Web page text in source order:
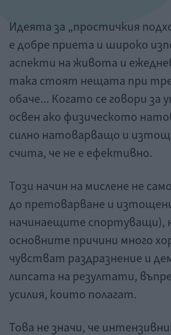
Идеята за „простичкия
е добре приета и широко
аспекти на живота и
така стоят нещата при
обаче... Когато се говори за
освен ако физическото
силно натоварващо и
счита, че не е ефективно.
Този начин на мислене не
до претоварване и
начинаещите спортуващи),
основните причини много
чувстват раздразнение и
липсата на резултати,
усилия, които полагат.
Това не значи, че